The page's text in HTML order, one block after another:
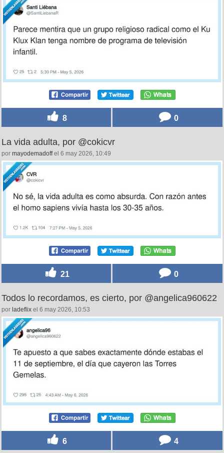
8 0
La vida adulta, por @cokicvr
por mayodemadoffel 6 may 2026, 10:49
21 0
Todos lo recordamos, es cierto, por @angelica960622
por ladeflix el 6 may 2026, 10:53
6 4